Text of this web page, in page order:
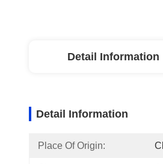
Detail Information
Detail Information
Place Of Origin: